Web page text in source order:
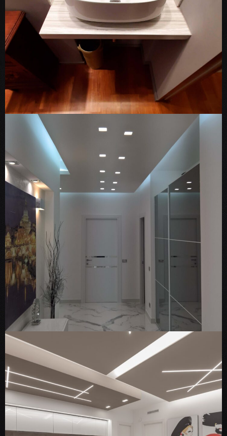
ARCHITECTURE INTERIOR
Piazza Ardigo’ – Zona Eur
Montagnola
ARCHITECTURE
Nuovo Appartamento nella città dei